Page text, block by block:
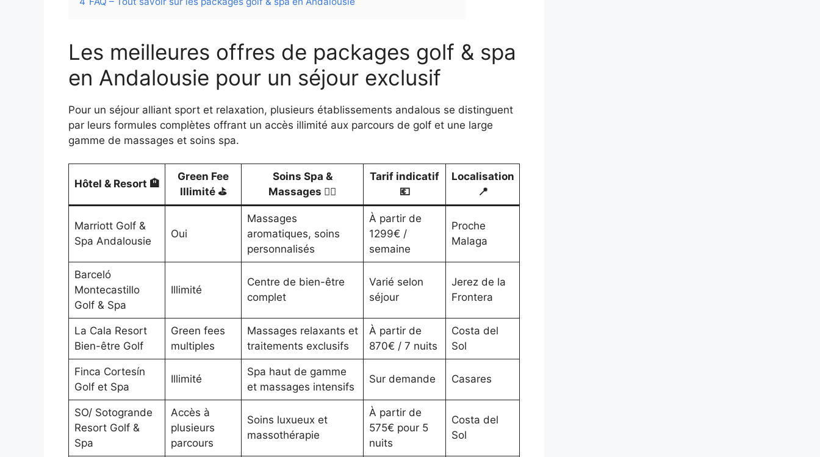
Les meilleures offres de packages golf & spa
en Andalousie pour un séjour exclusif
Pour un séjour alliant sport et relaxation, plusieurs établissements andalous se distinguent
par leurs formules complètes offrant un accès illimité aux parcours de golf et une large
gamme de massages et soins spa.
Hôtel & Resort 🏨
Green Fee
Illimité ⛳
Soins Spa &
Massages 💆‍♂️
Tarif indicatif
💶
Localisation
📍
Marriott Golf &
Spa Andalousie
Oui
Massages
aromatiques, soins
personnalisés
À partir de
1299€ /
semaine
Proche
Malaga
Barceló
Montecastillo
Golf & Spa
Illimité
Centre de bien-être
complet
Varié selon
séjour
Jerez de la
Frontera
La Cala Resort
Bien-être Golf
Green fees
multiples
Massages relaxants et
traitements exclusifs
À partir de
870€ / 7 nuits
Costa del
Sol
Finca Cortesín
Golf et Spa
Illimité
Spa haut de gamme
et massages intensifs
Sur demande Casares
SO/ Sotogrande
Resort Golf &
Spa
Accès à
plusieurs
parcours
Soins luxueux et
massothérapie
À partir de
575€ pour 5
nuits
Costa del
Sol